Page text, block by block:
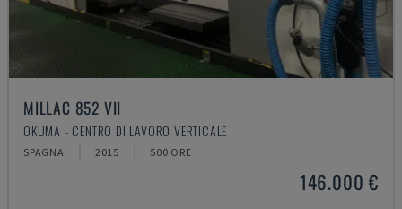
MILLAC 852 VII
OKUMA - CENTRO DI LAVORO VERTICALE
SPAGNA 2015 500 ORE
146.000 €